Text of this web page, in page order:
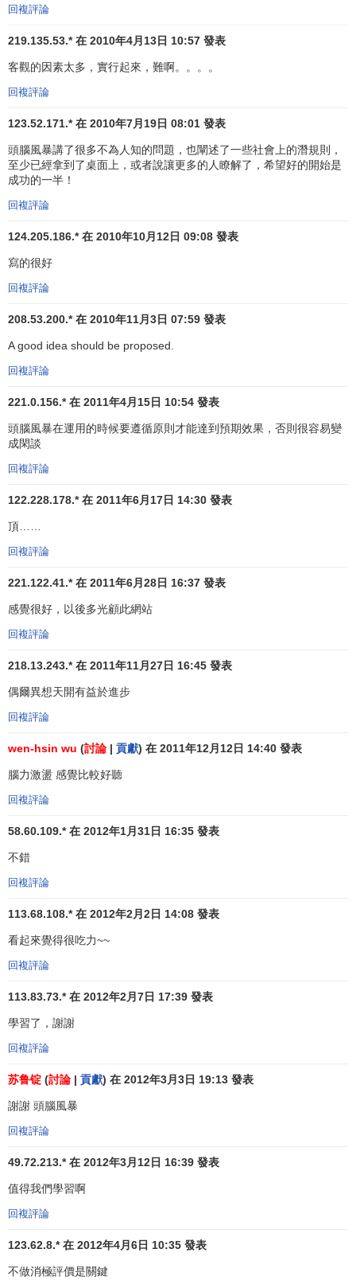
是最荒誕的設想，記錄人員也要求認真地將其完整地記錄下
來。
——主張獨立思考，不允許私下交談，以免干擾別人思
——提倡自由發言，暢所欲言，任意思考。會議提倡自
由奔放、隨便思考、任意想象、儘量發揮，主意越新、越怪
越好，因為它能啟發人推導出好的觀念。
意和理解別人的貢獻，人人創造民主環境，不以多數人的意
見阻礙個人新的觀點的產生，激發個人追求更多更好的主
會前準備：參與人、主持人和課題任務三落實，必要時
設想開發：由主持人公佈會議主題並介紹與主題相關的
間，力爭在有限的時間內獲得儘可能多的創意性設想。
設想的分類與整理：一般分為實用型和幻想型兩類。前
藝還不能完成的設想。
行論證、進行二次開發，進一步擴大設想的實現範圍。
幻想型設想再開發：對幻想型設想，再用腦力激蕩法進
行開發，通過進一步開發，就有可能將創意的萌芽轉化為成
熟的實用型設想。這是腦力激蕩法的一個關鍵步驟，也是該
⑥主持人技巧
主持人應懂得各種
鬆活躍而又不失腦力激蕩的規則；
個，避免形成辯論會和發言不均；
與會者多出設想，如說：“對，就是這樣！”“太棒了！”“好主
意！這一點對開闊思路很有好處！”等等；
禁止使用下麵的話語：“這點別人已說過了！”“實際情況
會怎樣呢？”“請解釋一下你的意思。”“就這一點有用”“我不贊
再進行幾輪腦力激蕩。或發給每人一張與問題無關的圖畫，
要求講出從圖畫中所獲得的靈感。
根據課題和實際情況需要，引導大家掀起一次又一次腦
改進配方思考作為第一激波、從降低成本思考作為第二激
波、從擴大銷售思考作為第三激波等。又如，對某一問題解
決方案的討論，引導大家掀起“設想開發”的激波，及時抓住
要掌握好時間，會議持續1小時左右，形成的設想應不少
回複評論
219.135.53.* 在 2010年4月13日 10:57 發表
客觀的因素太多，實行起來，難啊。。。。
回複評論
123.52.171.* 在 2010年7月19日 08:01 發表
頭腦風暴講了很多不為人知的問題，也闡述了一些社會上的潛規則，
至少已經拿到了桌面上，或者說讓更多的人瞭解了，希望好的開始是
成功的一半！
回複評論
124.205.186.* 在 2010年10月12日 09:08 發表
寫的很好
回複評論
208.53.200.* 在 2010年11月3日 07:59 發表
A good idea should be proposed.
回複評論
221.0.156.* 在 2011年4月15日 10:54 發表
頭腦風暴在運用的時候要遵循原則才能達到預期效果，否則很容易變
成閑談
回複評論
122.228.178.* 在 2011年6月17日 14:30 發表
頂……
回複評論
221.122.41.* 在 2011年6月28日 16:37 發表
感覺很好，以後多光顧此網站
回複評論
218.13.243.* 在 2011年11月27日 16:45 發表
偶爾異想天開有益於進步
回複評論
wen-hsin wu (討論 | 貢獻) 在 2011年12月12日 14:40 發表
腦力激盪 感覺比較好聽
回複評論
58.60.109.* 在 2012年1月31日 16:35 發表
不錯
回複評論
113.68.108.* 在 2012年2月2日 14:08 發表
看起來覺得很吃力~~
回複評論
113.83.73.* 在 2012年2月7日 17:39 發表
學習了，謝謝
回複評論
苏鲁锭 (討論 | 貢獻) 在 2012年3月3日 19:13 發表
謝謝 頭腦風暴
回複評論
49.72.213.* 在 2012年3月12日 16:39 發表
值得我們學習啊
回複評論
123.62.8.* 在 2012年4月6日 10:35 發表
不做消極評價是關鍵